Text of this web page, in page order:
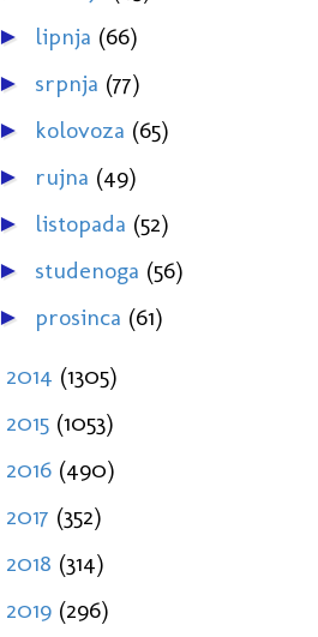
► lipnja (66)
► srpnja (77)
► kolovoza (65)
► rujna (49)
► listopada (52)
► studenoga (56)
► prosinca (61)
2014 (1305)
2015 (1053)
2016 (490)
2017 (352)
2018 (314)
2019 (296)